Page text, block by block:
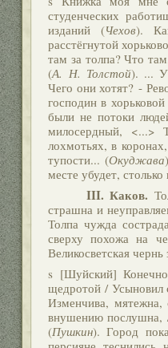
студенческих
изданий (Чехов).
расстёгнутой
там за толпа? Что
(А. Н. Толстой). ... У
Чего они хотят? -
господин в
были не потоки
милосердный, <...>
лохмотьях, в
тупости... (Окуджава
месте убудет,
III. Каков.
страшна и
Толпа чужда
сверху похожа на
Великосветская чернь
s [Шуйский]
щедротой / Усыновил
Изменчива,
внушению послушна,
(Пушкин). Город